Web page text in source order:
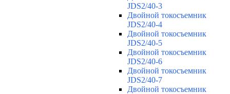
JDS2/40-3
Двойной токосъемник
JDS2/40-4
Двойной токосъемник
JDS2/40-5
Двойной токосъемник
JDS2/40-6
Двойной токосъемник
JDS2/40-7
Двойной токосъемник